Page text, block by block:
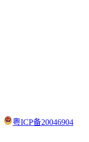
粤ICP备20046904